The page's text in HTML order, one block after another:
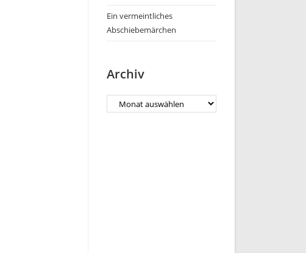
Ein vermeintliches
Abschiebemärchen
Archiv
Archiv